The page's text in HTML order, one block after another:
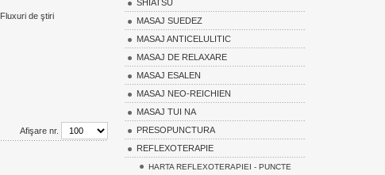
Fluxuri de ştiri
Afişare nr.
SHIATSU
MASAJ SUEDEZ
MASAJ ANTICELULITIC
MASAJ DE RELAXARE
MASAJ ESALEN
MASAJ NEO-REICHIEN
MASAJ TUI NA
PRESOPUNCTURA
REFLEXOTERAPIE
HARTA REFLEXOTERAPIEI - PUNCTE